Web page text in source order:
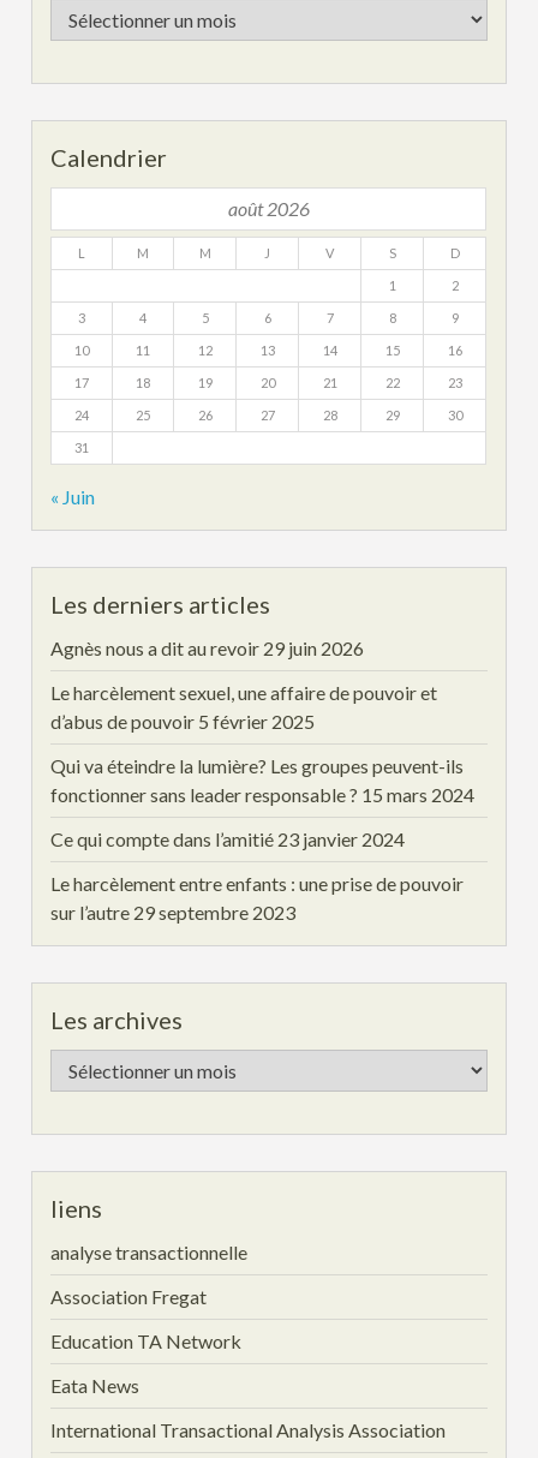
Les
archives
Calendrier
août 2026
L M M J V S D
1 2
3 4 5 6 7 8 9
10 11 12 13 14 15 16
17 18 19 20 21 22 23
24 25 26 27 28 29 30
31
« Juin
Les derniers articles
Agnès nous a dit au revoir 29 juin 2026
Le harcèlement sexuel, une affaire de pouvoir et
d’abus de pouvoir 5 février 2025
Qui va éteindre la lumière? Les groupes peuvent-ils
fonctionner sans leader responsable ? 15 mars 2024
Ce qui compte dans l’amitié 23 janvier 2024
Le harcèlement entre enfants : une prise de pouvoir
sur l’autre 29 septembre 2023
Les archives
Les
archives
liens
analyse transactionnelle
Association Fregat
Education TA Network
Eata News
International Transactional Analysis Association